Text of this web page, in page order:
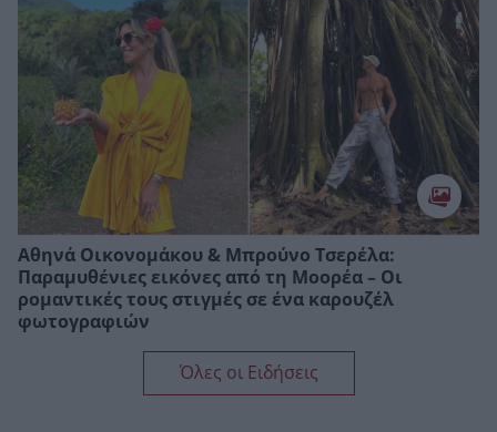
Αθηνά Οικονομάκου & Μπρούνο Τσερέλα:
Παραμυθένιες εικόνες από τη Μοορέα – Οι
ρομαντικές τους στιγμές σε ένα καρουζέλ
φωτογραφιών
Όλες οι Ειδήσεις